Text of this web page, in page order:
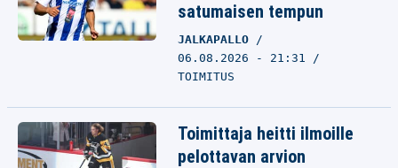
satumaisen tempun
JALKAPALLO
06.08.2026 - 21:31
TOIMITUS
Toimittaja heitti ilmoille
pelottavan arvion